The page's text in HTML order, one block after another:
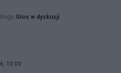
Głos w dyskusji
10:00